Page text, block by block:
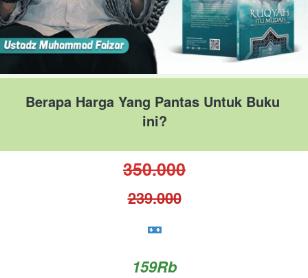
Berapa Harga Yang Pantas Untuk Buku
ini?
350.000
239.000
159Rb